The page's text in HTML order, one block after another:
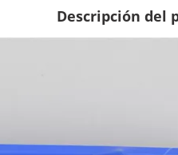
Descripción del